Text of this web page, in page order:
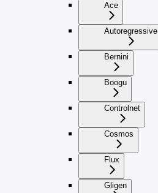
Ace
Autoregressive
Bernini
Boogu
Controlnet
Cosmos
Flux
Gligen